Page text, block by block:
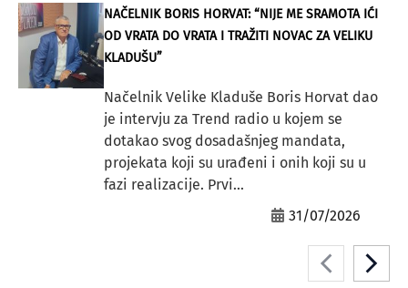
NAČELNIK BORIS HORVAT: “NIJE ME SRAMOTA IĆI
OD VRATA DO VRATA I TRAŽITI NOVAC ZA VELIKU
KLADUŠU”
Načelnik Velike Kladuše Boris Horvat dao
je intervju za Trend radio u kojem se
dotakao svog dosadašnjeg mandata,
projekata koji su urađeni i onih koji su u
fazi realizacije. Prvi...
31/07/2026